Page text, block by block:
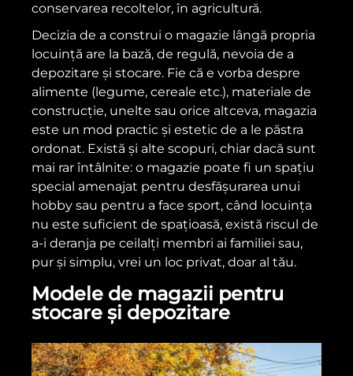
conservarea recoltelor, în agricultură.
Decizia de a construi o magazie lângă propria
locuință are la bază, de regulă, nevoia de a
depozitare și stocare. Fie că e vorba despre
alimente (legume, cereale etc.), materiale de
construcție, unelte sau orice altceva, magazia
este un mod practic și estetic de a le păstra
ordonat. Există și alte scopuri, chiar dacă sunt
mai rar întâlnite: o magazie poate fi un spațiu
special amenajat pentru desfășurarea unui
hobby sau pentru a face sport, când locuința
nu este suficient de spațioasă, există riscul de
a-i deranja pe ceilalți membri ai familiei sau,
pur și simplu, vrei un loc privat, doar al tău.
Modele de magazii pentru
stocare și depozitare